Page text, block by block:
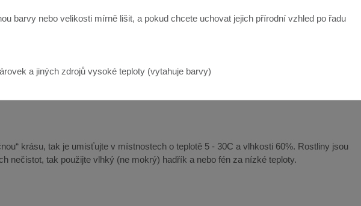
barvy nebo velikosti mírně lišit, a pokud chcete uchovat jejich přírodní vzhled po řadu
a jiných zdrojů vysoké teploty (vytahuje barvy)
krásu, tak je umisťujte v místnostech o teplotě 5 - 30C a vlhkosti 60%. Rostliny jsou
nečistot, tak použijte vlhký (ne mokrý) hadřík a nebo fén za nízké teploty.